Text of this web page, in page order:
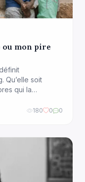
ou mon pire
Qu’elle soit
qui la
issus180 0 0